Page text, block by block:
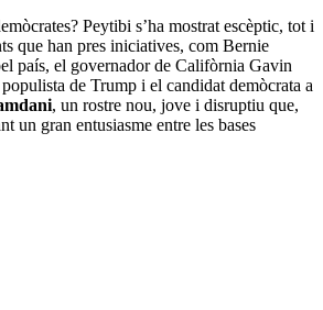
Peytibi s’ha mostrat escèptic, tot i
que han pres iniciatives, com Bernie
país, el governador de Califòrnia Gavin
de Trump i el candidat demòcrata a
, un rostre nou, jove i disruptiu que,
un gran entusiasme entre les bases